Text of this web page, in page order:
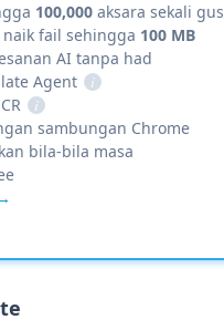
100,000 aksara sekali gus
fail sehingga 100 MB
AI tanpa had
Agent
i
i
sambungan Chrome
bila-bila masa